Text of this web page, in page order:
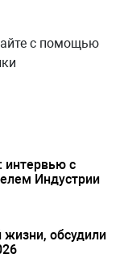
с помощью
интервью с
Индустрии
жизни, обсудили